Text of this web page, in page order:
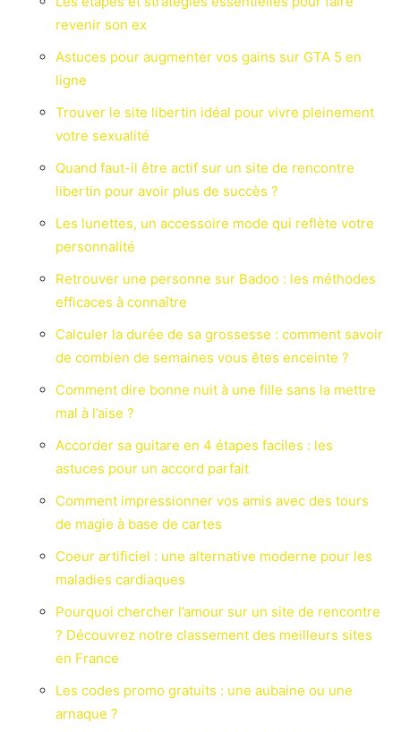
revenir son ex
Astuces pour augmenter vos gains sur GTA 5 en
ligne
Trouver le site libertin idéal pour vivre pleinement
votre sexualité
Quand faut-il être actif sur un site de rencontre
libertin pour avoir plus de succès ?
Les lunettes, un accessoire mode qui reflète votre
personnalité
Retrouver une personne sur Badoo : les méthodes
efficaces à connaître
Calculer la durée de sa grossesse : comment savoir
de combien de semaines vous êtes enceinte ?
Comment dire bonne nuit à une fille sans la mettre
mal à l’aise ?
Accorder sa guitare en 4 étapes faciles : les
astuces pour un accord parfait
Comment impressionner vos amis avec des tours
de magie à base de cartes
Coeur artificiel : une alternative moderne pour les
maladies cardiaques
Pourquoi chercher l’amour sur un site de rencontre
? Découvrez notre classement des meilleurs sites
en France
Les codes promo gratuits : une aubaine ou une
arnaque ?